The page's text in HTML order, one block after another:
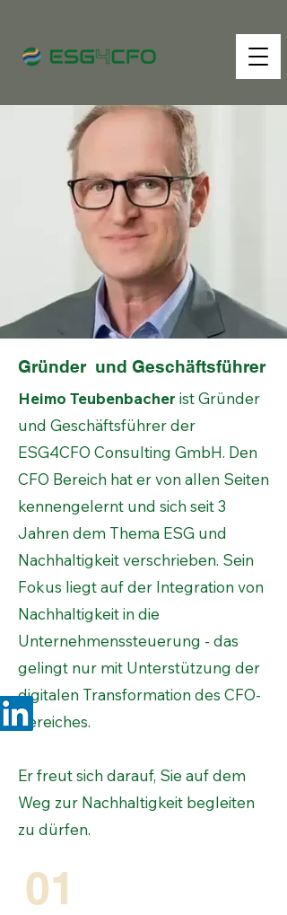
Gründer und Geschäftsführer
Heimo Teubenbacher ist Gründer
und Geschäftsführer der
ESG4CFO Consulting GmbH. Den
CFO Bereich hat er von allen Seiten
kennengelernt und sich seit 3
Jahren dem Thema ESG und
Nachhaltigkeit verschrieben. Sein
Fokus liegt auf der Integration von
Nachhaltigkeit in die
Unternehmenssteuerung - das
gelingt nur mit Unterstützung der
digitalen Transformation des CFO-
Bereiches.
Er freut sich darauf, Sie auf dem
Weg zur Nachhaltigkeit begleiten
zu dürfen.
01